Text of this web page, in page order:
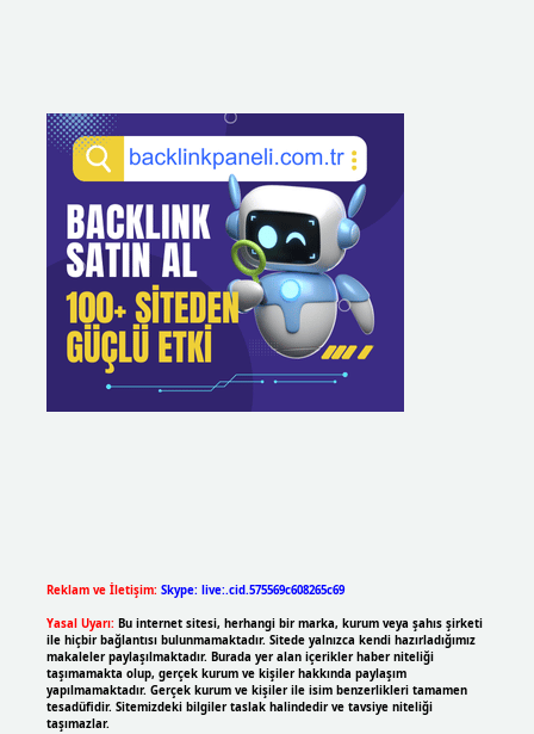
Reklam ve İletişim: Skype: live:.cid.575569c608265c69
Yasal Uyarı: Bu internet sitesi, herhangi bir marka, kurum veya şahıs şirketi
ile hiçbir bağlantısı bulunmamaktadır. Sitede yalnızca kendi hazırladığımız
makaleler paylaşılmaktadır. Burada yer alan içerikler haber niteliği
taşımamakta olup, gerçek kurum ve kişiler hakkında paylaşım
yapılmamaktadır. Gerçek kurum ve kişiler ile isim benzerlikleri tamamen
tesadüfidir. Sitemizdeki bilgiler taslak halindedir ve tavsiye niteliği
taşımazlar.